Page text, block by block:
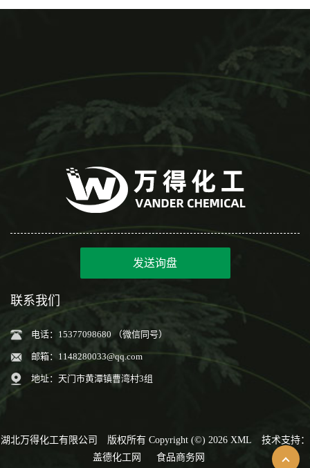
发送询盘
联系我们
电话：15377098680 （微信同号）
邮箱： 1148280033@qq.com
地址：天门市黄潭镇曹湾村3组
湖北万得化工有限公司 版权所有 Copyright (©) 2026 XML
技术支持：
盖德化工网
食品商务网